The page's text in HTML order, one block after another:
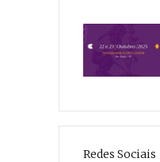
Redes Sociais